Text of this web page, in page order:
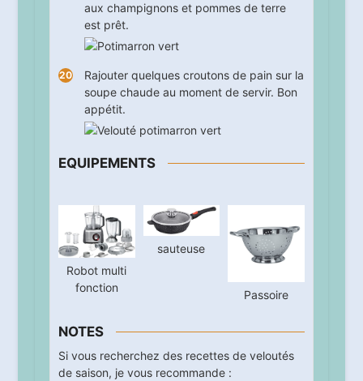
aux champignons et pommes de terre
est prêt.
Rajouter quelques croutons de pain sur la
soupe chaude au moment de servir. Bon
appétit.
EQUIPEMENTS
Robot multi
fonction
sauteuse
Passoire
NOTES
Si vous recherchez des recettes de veloutés
de saison, je vous recommande :